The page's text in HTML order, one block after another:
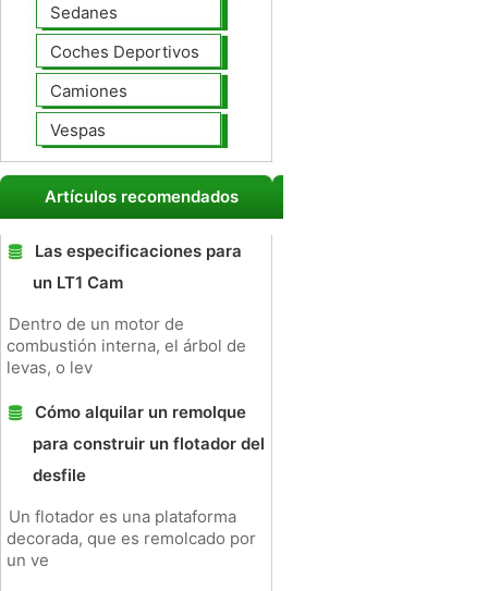
Sedanes
Coches Deportivos
Camiones
Vespas
Artículos recomendados
Las especificaciones para
un LT1 Cam
Dentro de un motor de
combustión interna, el árbol de
levas, o lev
Cómo alquilar un remolque
para construir un flotador del
desfile
Un flotador es una plataforma
decorada, que es remolcado por
un ve